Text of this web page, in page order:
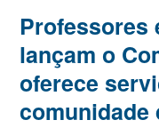
Professores
lançam o
oferece
comunidade